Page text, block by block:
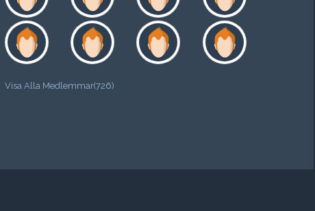
Visa Alla Medlemmar(726)